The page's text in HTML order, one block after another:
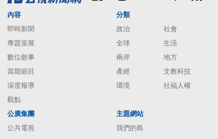
內容
即時新聞
專題策展
數位敘事
當期節目
深度報導
觀點
分類
政治
社會
全球
生活
兩岸
地方
產經
文教科技
環境
社福人權
公廣集團
公共電視
主題網站
我們的島